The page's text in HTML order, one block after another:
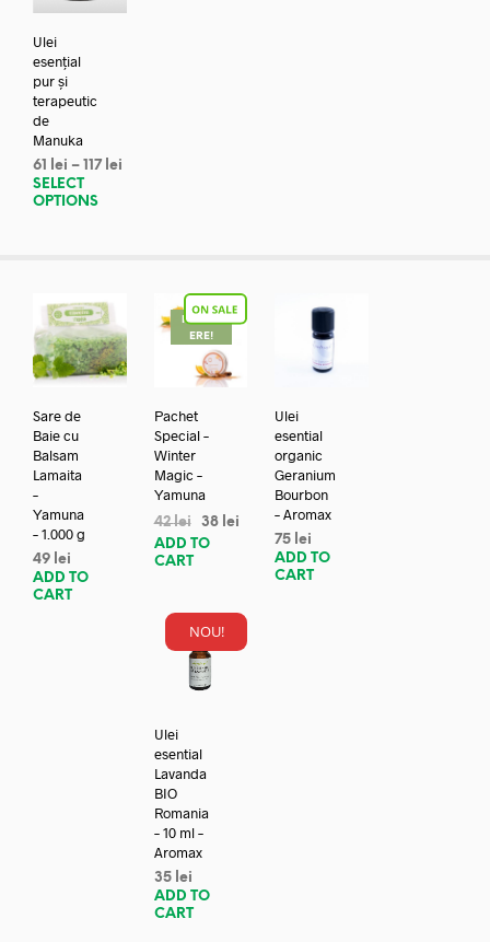
Ulei
esențial
pur și
terapeutic
de
Manuka
61 lei – 117 lei
SELECT
OPTIONS
Sare de
Baie cu
Balsam
Lamaita
–
Yamuna
– 1.000 g
49 lei
ADD TO
CART
REDUC
ERE!
Pachet
Special –
Winter
Magic –
Yamuna
42lei 38 lei
ADD TO
CART
Ulei
esential
organic
Geranium
Bourbon
– Aromax
75 lei
ADD TO
CART
NOU!
Ulei
esential
Lavanda
BIO
Romania
– 10 ml –
Aromax
35 lei
ADD TO
CART